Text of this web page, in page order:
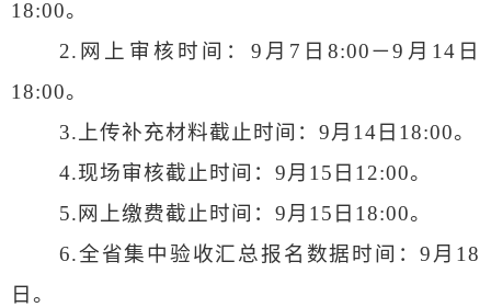
18:00。
2. 网上审核时间： 9 月 7 日8:00－9 月 14 日
18:00。
3. 上传补充材料截止时间： 9月 14日 18:00。
4.现场审核截止时间： 9月 15 日 12:00。
5.网上缴费截止时间： 9月 15 日 18:00。
6.全省集中验收汇总报名数据时间：9 月 18
日。